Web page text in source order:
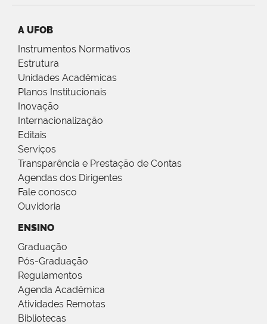
A UFOB
Instrumentos Normativos
Estrutura
Unidades Acadêmicas
Planos Institucionais
Inovação
Internacionalização
Editais
Serviços
Transparência e Prestação de Contas
Agendas dos Dirigentes
Fale conosco
Ouvidoria
ENSINO
Graduação
Pós-Graduação
Regulamentos
Agenda Acadêmica
Atividades Remotas
Bibliotecas